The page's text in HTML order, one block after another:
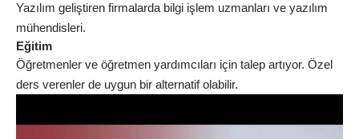
Yazılım geliştiren firmalarda bilgi işlem uzmanları ve yazılım
mühendisleri.
Eğitim
Öğretmenler ve öğretmen yardımcıları için talep artıyor. Özel
ders verenler de uygun bir alternatif olabilir.